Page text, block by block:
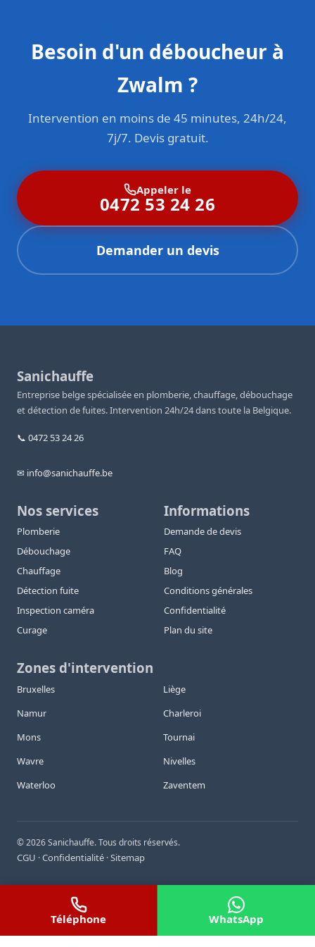
Besoin d'un déboucheur à
Zwalm ?
Intervention en moins de 45 minutes, 24h/24,
7j/7. Devis gratuit.
Appeler le
0472 53 24 26
Demander un devis
Sanichauffe
Entreprise belge spécialisée en plomberie, chauffage, débouchage
et détection de fuites. Intervention 24h/24 dans toute la Belgique.
📞 0472 53 24 26
✉ info@sanichauffe.be
Nos services
Plomberie
Débouchage
Chauffage
Détection fuite
Inspection caméra
Curage
Informations
Demande de devis
FAQ
Blog
Conditions générales
Confidentialité
Plan du site
Zones d'intervention
Bruxelles
Liège
Namur
Charleroi
Mons
Tournai
Wavre
Nivelles
Waterloo
Zaventem
©2026Sanichauffe. Tous droits réservés.
CGU ·Confidentialité ·Sitemap